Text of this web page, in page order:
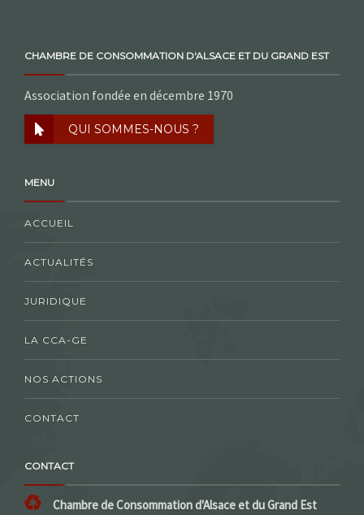
CHAMBRE DE CONSOMMATION D'ALSACE ET DU GRAND EST
Association fondée en décembre 1970
QUI SOMMES-NOUS ?
MENU
ACCUEIL
ACTUALITÉS
JURIDIQUE
LA CCA-GE
NOS ACTIONS
CONTACT
CONTACT
Chambre de Consommation d'Alsace et du Grand Est